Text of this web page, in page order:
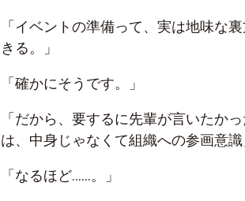
「イベントの準備って、実は地味な
きる。」
「確かにそうです。」
「だから、要するに先輩が言いたか
は、中身じゃなくて組織への参画意識
「なるほど……。」